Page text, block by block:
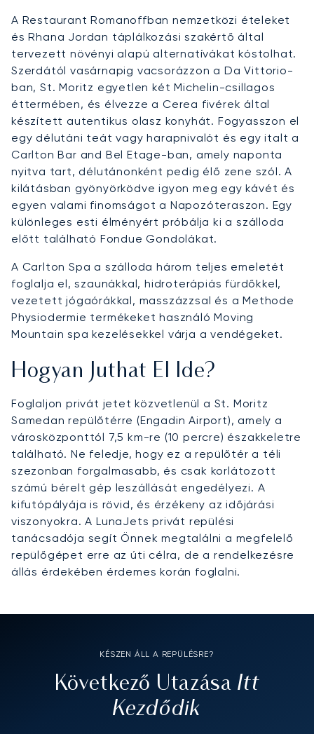
A Restaurant Romanoffban nemzetközi ételeket
és Rhana Jordan táplálkozási szakértő által
tervezett növényi alapú alternatívákat kóstolhat.
Szerdától vasárnapig vacsorázzon a Da Vittorio-
ban, St. Moritz egyetlen két Michelin-csillagos
éttermében, és élvezze a Cerea fivérek által
készített autentikus olasz konyhát. Fogyasszon el
egy délutáni teát vagy harapnivalót és egy italt a
Carlton Bar and Bel Etage-ban, amely naponta
nyitva tart, délutánonként pedig élő zene szól. A
kilátásban gyönyörködve igyon meg egy kávét és
egyen valami finomságot a Napozóteraszon. Egy
különleges esti élményért próbálja ki a szálloda
előtt található Fondue Gondolákat.
A Carlton Spa a szálloda három teljes emeletét
foglalja el, szaunákkal, hidroterápiás fürdőkkel,
vezetett jógaórákkal, masszázzsal és a Methode
Physiodermie termékeket használó Moving
Mountain spa kezelésekkel várja a vendégeket.
Hogyan Juthat El Ide?
Foglaljon privát jetet közvetlenül a St. Moritz
Samedan repülőtérre (Engadin Airport), amely a
városközponttól 7,5 km-re (10 percre) északkeletre
található. Ne feledje, hogy ez a repülőtér a téli
szezonban forgalmasabb, és csak korlátozott
számú bérelt gép leszállását engedélyezi. A
kifutópályája is rövid, és érzékeny az időjárási
viszonyokra. A LunaJets privát repülési
tanácsadója segít Önnek megtalálni a megfelelő
repülőgépet erre az úti célra, de a rendelkezésre
állás érdekében érdemes korán foglalni.
KÉSZEN ÁLL A REPÜLÉSRE?
Következő Utazása Itt
Kezdődik